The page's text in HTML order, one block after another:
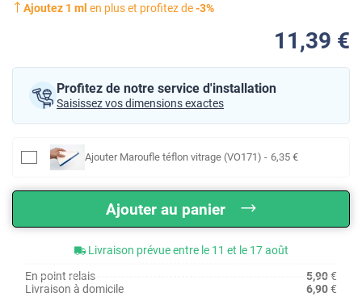
Ajoutez 1 ml en plus et profitez de-3%
11 ,39 €
Profitez de notre service d'installation
Saisissez vos dimensions exactes
Ajouter Maroufle téflon vitrage (VO171) - 6,35 €
Ajouter au panier
Livraison prévue entre le 11 et le 17 août
En point relais
5,90€
Livraison à domicile
6,90€